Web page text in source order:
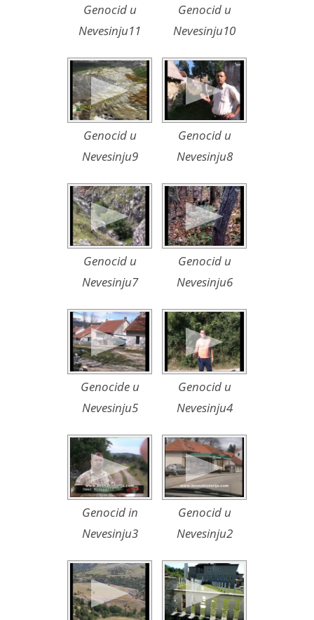
Genocid u
Nevesinju11
Genocid u
Nevesinju10
Genocid u
Nevesinju9
Genocid u
Nevesinju8
Genocid u
Nevesinju7
Genocid u
Nevesinju6
Genocide u
Nevesinju5
Genocid u
Nevesinju4
Genocid in
Nevesinju3
Genocid u
Nevesinju2